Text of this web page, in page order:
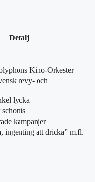
Detalj
Kino-Orkester
revy- och
lycka
schottis
kampanjer
ingenting att dricka” m.fl.